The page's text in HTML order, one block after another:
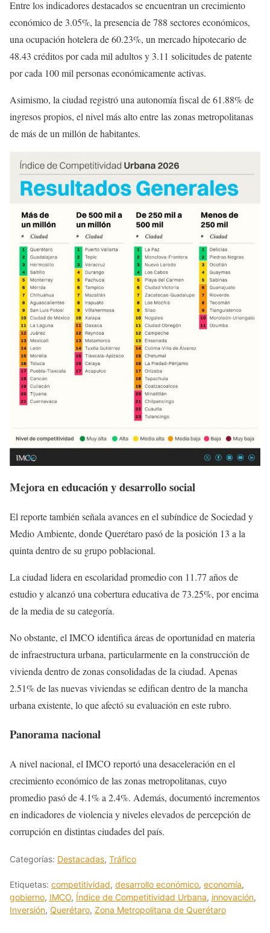
Entre los indicadores destacados se encuentran un crecimiento
económico de 3.05%, la presencia de 788 sectores económicos,
una ocupación hotelera de 60.23%, un mercado hipotecario de
48.43 créditos por cada mil adultos y 3.11 solicitudes de patente
por cada 100 mil personas económicamente activas.
Asimismo, la ciudad registró una autonomía fiscal de 61.88% de
ingresos propios, el nivel más alto entre las zonas metropolitanas
de más de un millón de habitantes.
Mejora en educación y desarrollo social
El reporte también señala avances en el subíndice de Sociedad y
Medio Ambiente, donde Querétaro pasó de la posición 13 a la
quinta dentro de su grupo poblacional.
La ciudad lidera en escolaridad promedio con 11.77 años de
estudio y alcanzó una cobertura educativa de 73.25%, por encima
de la media de su categoría.
No obstante, el IMCO identifica áreas de oportunidad en materia
de infraestructura urbana, particularmente en la construcción de
vivienda dentro de zonas consolidadas de la ciudad. Apenas
2.51% de las nuevas viviendas se edifican dentro de la mancha
urbana existente, lo que afectó su evaluación en este rubro.
Panorama nacional
A nivel nacional, el IMCO reportó una desaceleración en el
crecimiento económico de las zonas metropolitanas, cuyo
promedio pasó de 4.1% a 2.4%. Además, documentó incrementos
en indicadores de violencia y niveles elevados de percepción de
corrupción en distintas ciudades del país.
Categorías: Destacadas, Tráfico
Etiquetas: competitividad, desarrollo económico, economía,
gobierno, IMCO, Índice de Competitividad Urbana, innovación,
Inversión, Querétaro, Zona Metropolitana de Querétaro